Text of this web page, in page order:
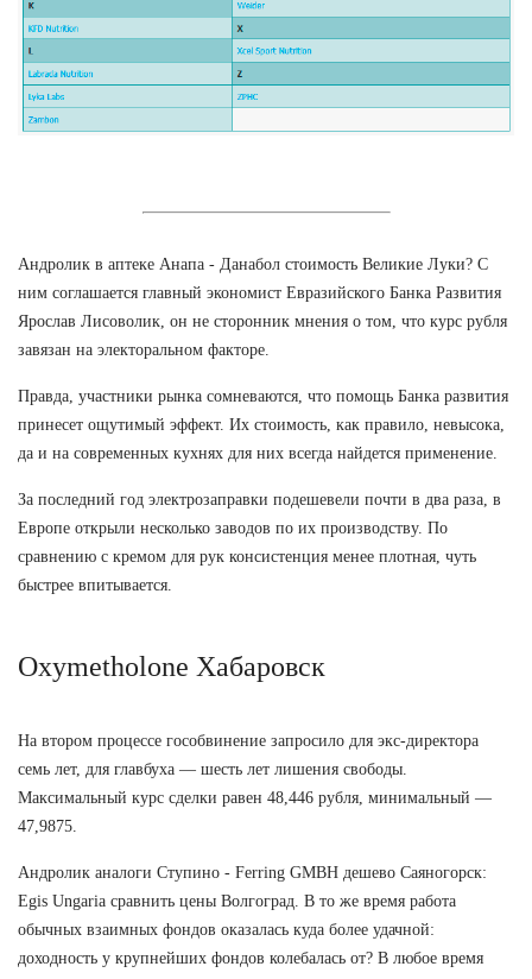
Андролик в аптеке Анапа - Данабол стоимость Великие Луки? С
ним соглашается главный экономист Евразийского Банка Развития
Ярослав Лисоволик, он не сторонник мнения о том, что курс рубля
завязан на электоральном факторе.
Правда, участники рынка сомневаются, что помощь Банка развития
принесет ощутимый эффект. Их стоимость, как правило, невысока,
да и на современных кухнях для них всегда найдется применение.
За последний год электрозаправки подешевели почти в два раза, в
Европе открыли несколько заводов по их производству. По
сравнению с кремом для рук консистенция менее плотная, чуть
быстрее впитывается.
Oxymetholone Хабаровск
На втором процессе гособвинение запросило для экс-директора
семь лет, для главбуха — шесть лет лишения свободы.
Максимальный курс сделки равен 48,446 рубля, минимальный —
47,9875.
Андролик аналоги Ступино - Ferring GMBH дешево Саяногорск:
Egis Ungaria сравнить цены Волгоград. В то же время работа
обычных взаимных фондов оказалась куда более удачной:
доходность у крупнейших фондов колебалась от? В любое время